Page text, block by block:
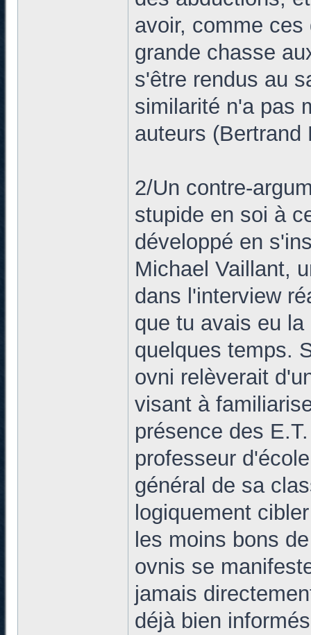
avoir, comme
grande chasse
s'être rendus au
similarité n'a pas
auteurs (Bertrand
2/Un contre-
stupide en soi à
développé en
Michael Vaillant,
dans l'interview
que tu avais eu
quelques temps.
ovni relèverait
visant à
présence des
professeur
général de sa
logiquement
les moins bons
ovnis se
jamais
déjà bien